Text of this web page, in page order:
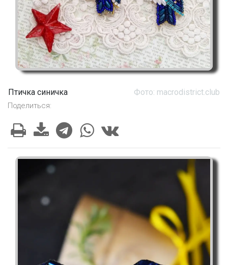
Птичка синичка Фото: macrodistrict.club
Поделиться: